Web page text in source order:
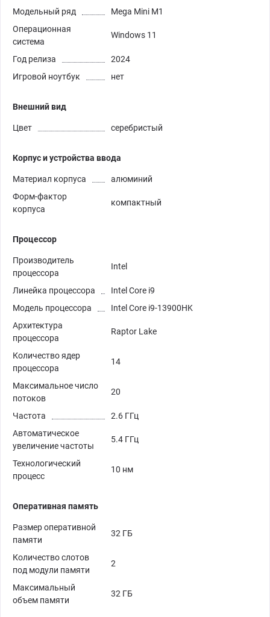
Модельный ряд
Mega Mini M1
Операционная
система
Windows 11
Год релиза
2024
Игровой ноутбук
нет
Внешний вид
Цвет серебристый
Корпус и устройства ввода
Материал корпуса
алюминий
Форм-фактор
корпуса
компактный
Процессор
Производитель
процессора
Intel
Линейка процессора
Intel Core i9
Модель процессора
Intel Core i9-13900HK
Архитектура
процессора
Raptor Lake
Количество ядер
процессора
14
Максимальное число
потоков
20
Частота
2.6 ГГц
Автоматическое
увеличение частоты
5.4 ГГц
Технологический
процесс
10 нм
Оперативная память
Размер оперативной
памяти
32 ГБ
Количество слотов
под модули памяти
2
Максимальный
объем памяти
32 ГБ